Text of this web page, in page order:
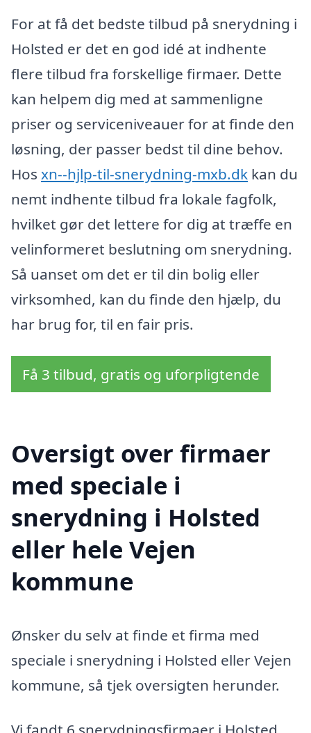
For at få det bedste tilbud på snerydning i
Holsted er det en god idé at indhente
flere tilbud fra forskellige firmaer. Dette
kan helpem dig med at sammenligne
priser og serviceniveauer for at finde den
løsning, der passer bedst til dine behov.
Hos xn--hjlp-til-snerydning-mxb.dk kan du
nemt indhente tilbud fra lokale fagfolk,
hvilket gør det lettere for dig at træffe en
velinformeret beslutning om snerydning.
Så uanset om det er til din bolig eller
virksomhed, kan du finde den hjælp, du
har brug for, til en fair pris.
Få 3 tilbud, gratis og uforpligtende
Oversigt over firmaer
med speciale i
snerydning i Holsted
eller hele Vejen
kommune
Ønsker du selv at finde et firma med
speciale i snerydning i Holsted eller Vejen
kommune, så tjek oversigten herunder.